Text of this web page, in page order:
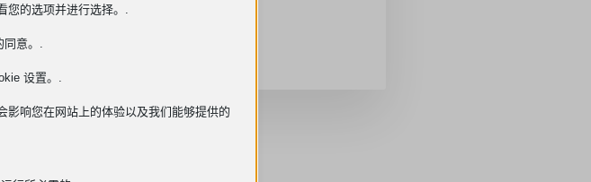
您的选项并进行选择。.
同意。.
设置。.
影响您在网站上的体验以及我们能够提供的